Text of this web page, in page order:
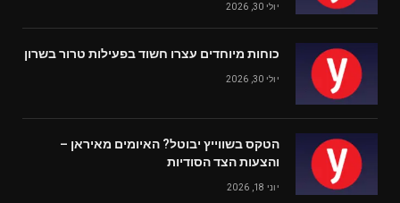
יולי 30, 2026
כוחות מיוחדים עצרו חשוד בפעילות טרור בשרון
יולי 30, 2026
הטקס בשווייץ יבוטל? האיומים מאיראן –
והצעות הצד הסודיות
יוני 18, 2026